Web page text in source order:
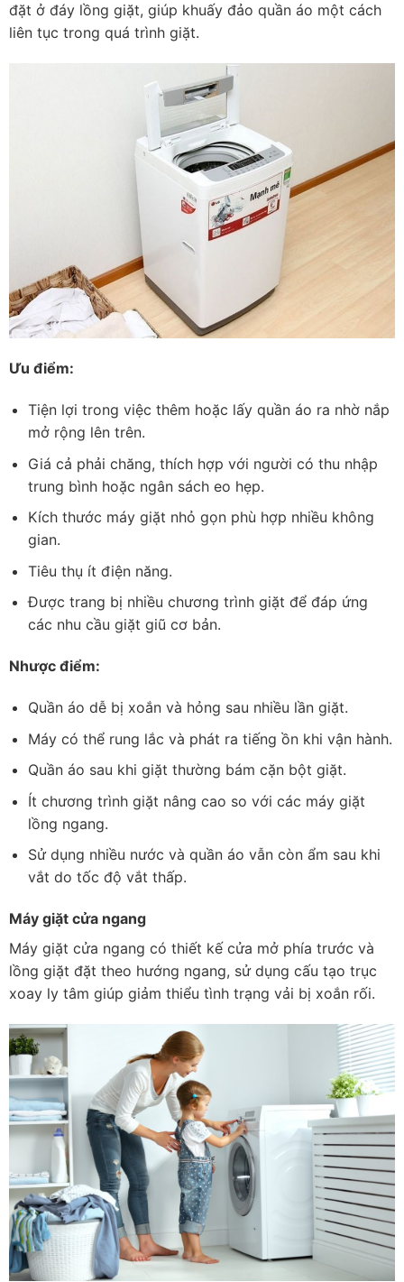
đặt ở đáy lồng giặt, giúp khuấy đảo quần áo một cách
liên tục trong quá trình giặt.
Ưu điểm:
Tiện lợi trong việc thêm hoặc lấy quần áo ra nhờ nắp
mở rộng lên trên.
Giá cả phải chăng, thích hợp với người có thu nhập
trung bình hoặc ngân sách eo hẹp.
Kích thước máy giặt nhỏ gọn phù hợp nhiều không
gian.
Tiêu thụ ít điện năng.
Được trang bị nhiều chương trình giặt để đáp ứng
các nhu cầu giặt giũ cơ bản.
Nhược điểm:
Quần áo dễ bị xoắn và hỏng sau nhiều lần giặt.
Máy có thể rung lắc và phát ra tiếng ồn khi vận hành.
Quần áo sau khi giặt thường bám cặn bột giặt.
Ít chương trình giặt nâng cao so với các máy giặt
lồng ngang.
Sử dụng nhiều nước và quần áo vẫn còn ẩm sau khi
vắt do tốc độ vắt thấp.
Máy giặt cửa ngang
Máy giặt cửa ngang có thiết kế cửa mở phía trước và
lồng giặt đặt theo hướng ngang, sử dụng cấu tạo trục
xoay ly tâm giúp giảm thiểu tình trạng vải bị xoắn rối.